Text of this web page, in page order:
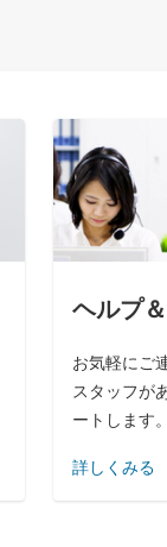
ヘルプ
お気軽にご
スタッフが
ートします
詳しくみる